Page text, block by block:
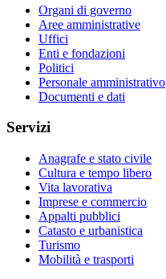
Organi di governo
Aree amministrative
Uffici
Enti e fondazioni
Politici
Personale amministrativo
Documenti e dati
Servizi
Anagrafe e stato civile
Cultura e tempo libero
Vita lavorativa
Imprese e commercio
Appalti pubblici
Catasto e urbanistica
Turismo
Mobilità e trasporti